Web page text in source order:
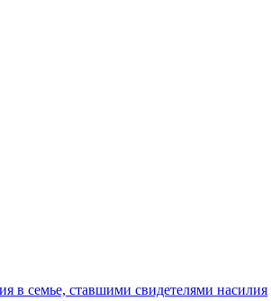
в семье, ставшими свидетелями насилия